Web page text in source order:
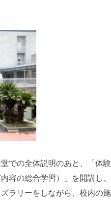
での全体説明のあと、「体
容の総合学習）」を開講し
ラリーをしながら、校内の